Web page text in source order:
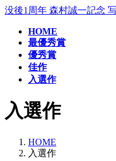
コ
ッ
プ
ナ
移
動
没後1周年 森村誠一記念
HOME
最優秀賞
優秀賞
佳作
入選作
入選作
HOME
入選作